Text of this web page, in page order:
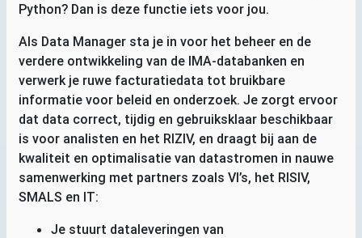
Python? Dan is deze functie iets voor jou.
Als Data Manager sta je in voor het beheer en de
verdere ontwikkeling van de IMA-databanken en
verwerk je ruwe facturatiedata tot bruikbare
informatie voor beleid en onderzoek. Je zorgt ervoor
dat data correct, tijdig en gebruiksklaar beschikbaar
is voor analisten en het RIZIV, en draagt bij aan de
kwaliteit en optimalisatie van datastromen in nauwe
samenwerking met partners zoals VI’s, het RISIV,
SMALS en IT:
Je stuurt dataleveringen van